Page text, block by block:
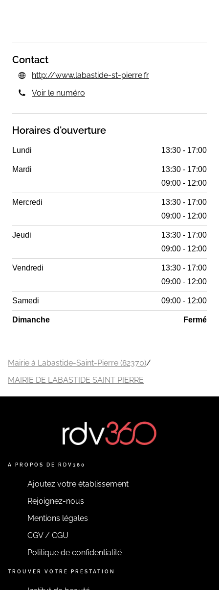
Contact
http://www.labastide-st-pierre.fr
Voir le numéro
Horaires d'ouverture
Lundi 13:30 - 17:00
Mardi
13:30 - 17:00
09:00 - 12:00
Mercredi
13:30 - 17:00
09:00 - 12:00
Jeudi
13:30 - 17:00
09:00 - 12:00
Vendredi
13:30 - 17:00
09:00 - 12:00
Samedi 09:00 - 12:00
Dimanche Fermé
Mairie à Labastide-Saint-Pierre (82370)/
MAIRIE DE LABASTIDE SAINT PIERRE
A PROPOS DE RDV360
Ajoutez votre établissement
Rejoignez-nous
Mentions légales
CGV / CGU
Politique de confidentialité
TROUVER VOTRE PRESTATION